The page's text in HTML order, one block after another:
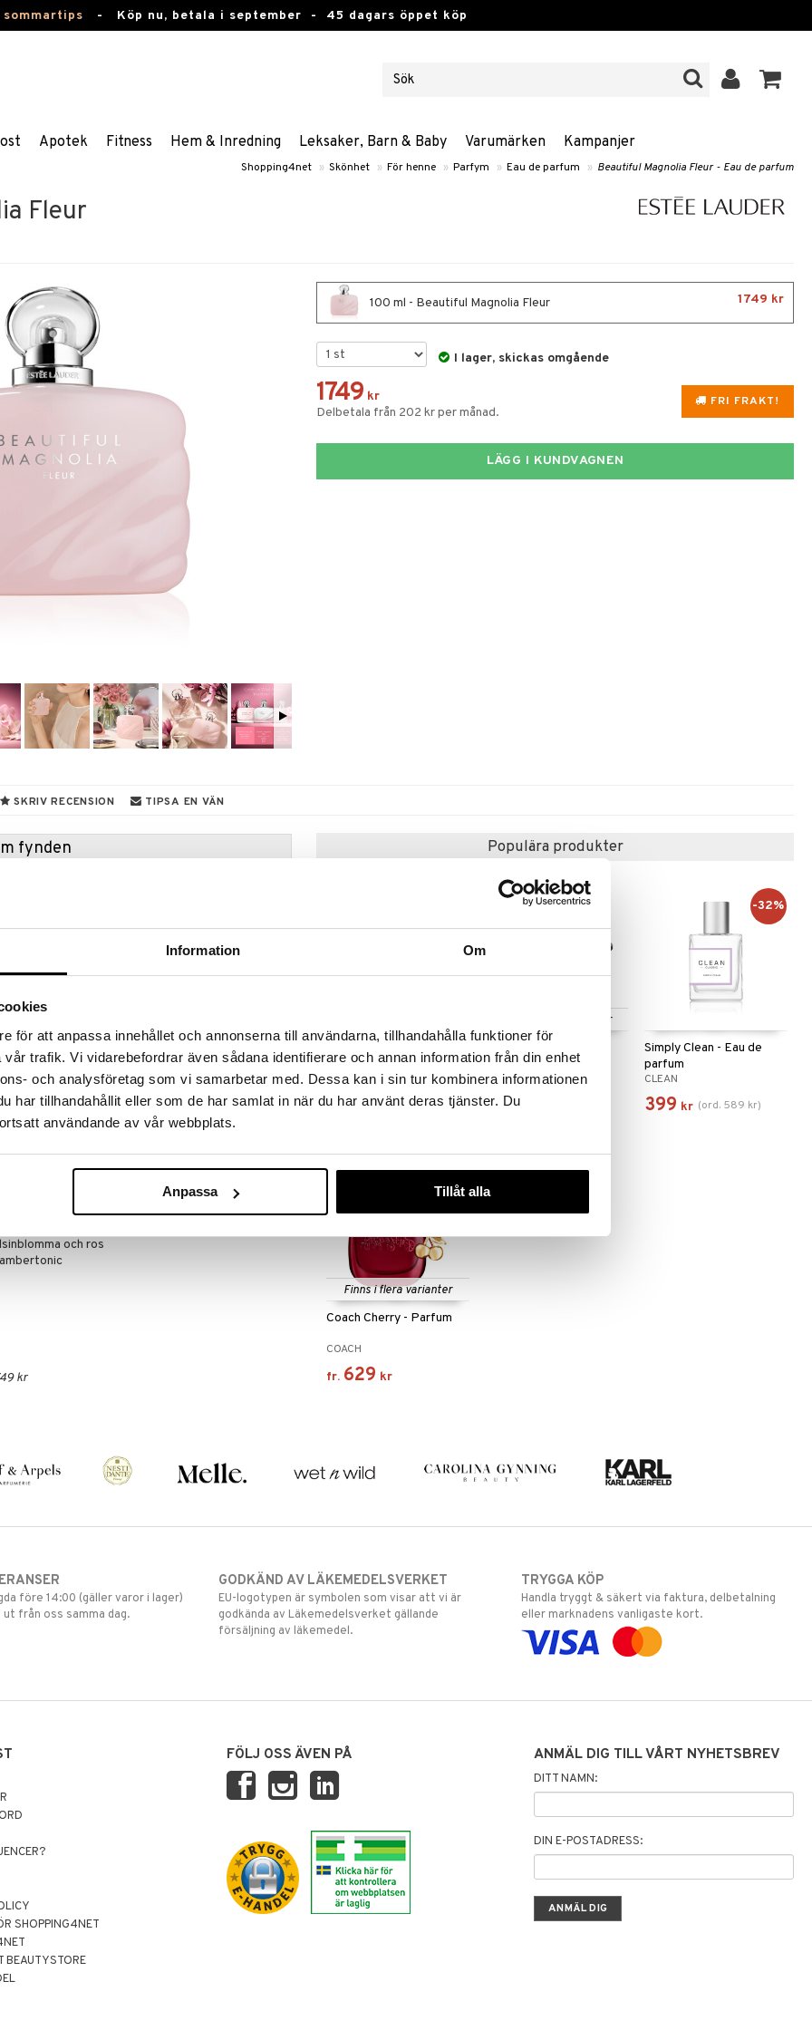
Information Om
för att anpassa innehållet och annonserna till användarna, tillhandahålla funktioner för
trafik. Vi vidarebefordrar även sådana identifierare och annan information från din enhet
och analysföretag som vi samarbetar med. Dessa kan i sin tur kombinera informationen
har tillhandahållit eller som de har samlat in när du har använt deras tjänster. Du
användande av vår webbplats.
Anpassa Tillåt alla
- Köp nu, betala i september - 45 dagars öppet köp
Apotek Fitness Hem & Inredning Leksaker, Barn & Baby Varumärken Kampanjer
Shopping4net » Skönhet » För henne » Parfym » Eau de parfum » Beautiful Magnolia Fleur - Eau de parfum
Fleur
100 ml - Beautiful Magnolia Fleur 1749 kr
I lager, skickas omgående
FRI FRAKT!
1749 kr
Delbetala från 202 kr per månad.
LÄGG I KUNDVAGNEN
SKRIV RECENSION TIPSA EN VÄN
fynden
kan fort ta slut!
»
Lauder
som omfamnar och förstärker ljuset inom dig. Den
och ros
kr
Populära produkter
Perfume Oil
ALYSSA ASHLEY
115 kr
Finns i flera varianter
Paradoxe - Eau de
parfum
PRADA
fr. 789
Simply Clean - Eau de
parfum
CLEAN
399 kr (ord. 589 kr)
-32%
Finns i flera varianter
Coach Cherry - Parfum
COACH
fr. 629 kr
gåva på köpet!
före 14:00 (gäller varor i lager)
från oss samma dag.
GODKÄND AV LÄKEMEDELSVERKET
EU-logotypen är symbolen som visar att vi är
godkända av Läkemedelsverket gällande
försäljning av läkemedel.
TRYGGA KÖP
Handla tryggt & säkert via faktura, delbetalning
eller marknadens vanligaste kort.
SHOPPING4NET
BEAUTYSTORE
FÖLJ OSS ÄVEN PÅ ANMÄL DIG TILL VÅRT NYHETSBREV
DITT NAMN:
DIN E-POSTADRESS: